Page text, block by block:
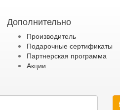
Дополнительно
Производитель
Подарочные сертификаты
Партнерская программа
Акции